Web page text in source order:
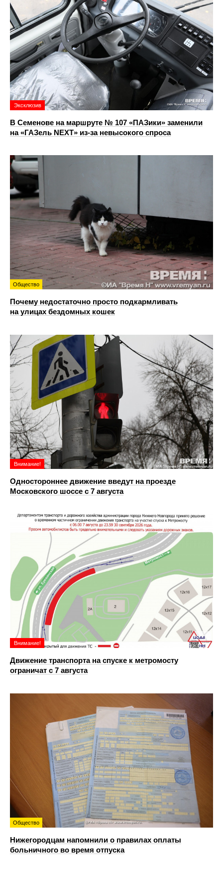
Эксклюзив
В Семенове на маршруте № 107 «ПАЗики» заменили
на «ГАЗель NEXT» из‑за невысокого спроса
Общество
Почему недостаточно просто подкармливать
на улицах бездомных кошек
Внимание!
Одностороннее движение введут на проезде
Московского шоссе с 7 августа
Внимание!
Движение транспорта на спуске к метромосту
ограничат с 7 августа
Общество
Нижегородцам напомнили о правилах оплаты
больничного во время отпуска